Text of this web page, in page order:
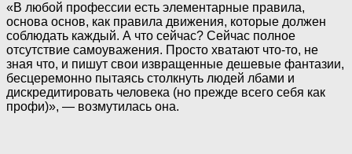
«В любой профессии есть элементарные правила,
основа основ, как правила движения, которые должен
соблюдать каждый. А что сейчас? Сейчас полное
отсутствие самоуважения. Просто хватают что-то, не
зная что, и пишут свои извращенные дешевые фантазии,
бесцеремонно пытаясь столкнуть людей лбами и
дискредитировать человека (но прежде всего себя как
профи)», — возмутилась она.